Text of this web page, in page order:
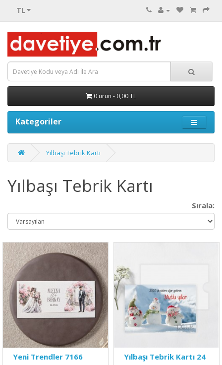
TL
0 ürün - 0,00 TL
Kategoriler
Yılbaşı Tebrik Kartı
Yılbaşı Tebrik Kartı
Sırala:
Yeni Trendler 7166 Yılbaşı Tebrik Kartı 24